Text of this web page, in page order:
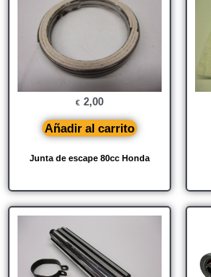
Junta de escape 80cc Honda
€ 2,00
Añadir al carrito